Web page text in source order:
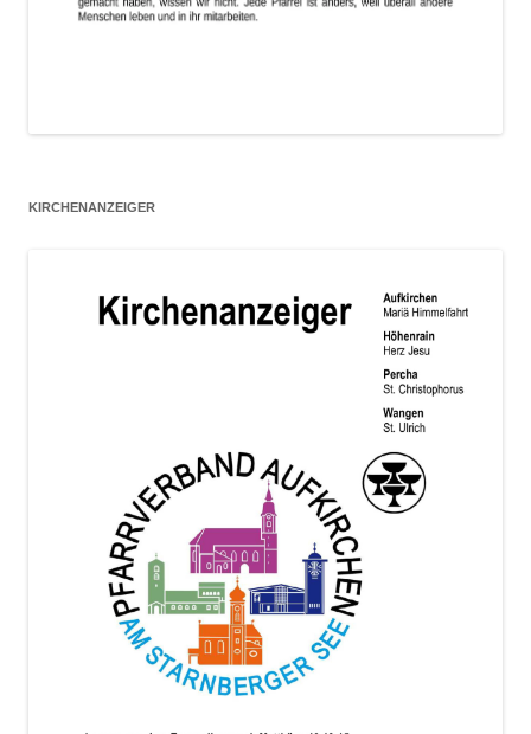
KIRCHENANZEIGER